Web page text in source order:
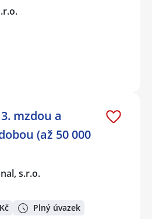
mzdou a
(až 50 000
s.r.o.
Plný úvazek